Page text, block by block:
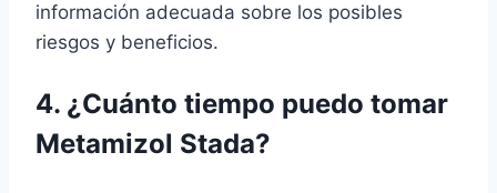
información adecuada sobre los posibles
riesgos y beneficios.
4. ¿Cuánto tiempo puedo tomar
Metamizol Stada?